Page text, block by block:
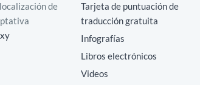
de
Tarjeta de puntuación de
traducción gratuita
Infografías
Libros electrónicos
Videos